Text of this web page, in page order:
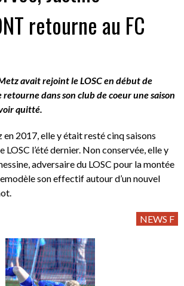
retourne au FC
avait rejoint le LOSC en début de
retourne dans son club de coeur une saison
quitté.
2017, elle y était resté cinq saisons
LOSC l’été dernier. Non conservée, elle y
adversaire du LOSC pour la montée
son effectif autour d’un nouvel
NEWS F